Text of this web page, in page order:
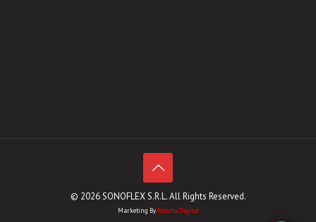
© 2026 SONOFLEX S.R.L. All Rights Reserved.
Marketing By Resulta Digital